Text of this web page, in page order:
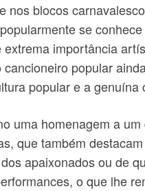
blocos
se
importância
popular
popular e a
uma homenagem a
que também
apaixonados ou de
o que lhe